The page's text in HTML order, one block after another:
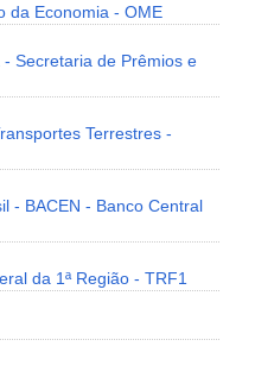
da Economia - OME
Secretaria de Prêmios e
Terrestres -
- BACEN - Banco Central
da 1ª Região - TRF1